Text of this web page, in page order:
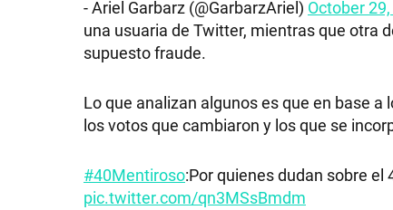
- Ariel Garbarz (@GarbarzAriel) October
una usuaria de Twitter, mientras que otra
supuesto fraude.
Lo que analizan algunos es que en base
los votos que cambiaron y los que se
#40Mentiroso:Por quienes dudan sobre el
pic.twitter.com/qn3MSsBmdm